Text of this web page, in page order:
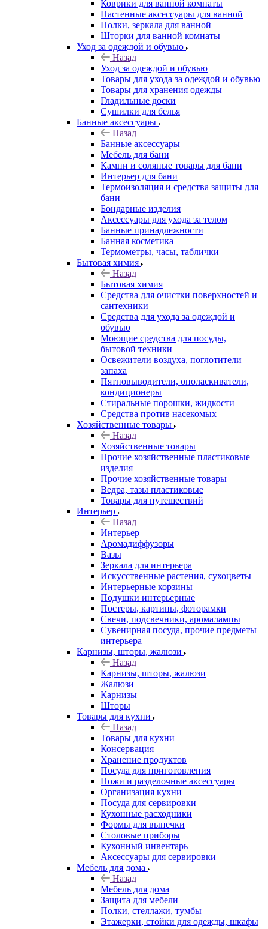
Коврики для ванной комнаты
Настенные аксессуары для ванной
Полки, зеркала для ванной
Шторки для ванной комнаты
Уход за одеждой и обувью
Назад
Уход за одеждой и обувью
Товары для ухода за одеждой и обувью
Товары для хранения одежды
Гладильные доски
Сушилки для белья
Банные аксессуары
Назад
Банные аксессуары
Мебель для бани
Камни и соляные товары для бани
Интерьер для бани
Термоизоляция и средства защиты для
бани
Бондарные изделия
Аксеcсуары для ухода за телом
Банные принадлежности
Банная косметика
Термометры, часы, таблички
Бытовая химия
Назад
Бытовая химия
Средства для очистки поверхностей и
сантехники
Средства для ухода за одеждой и
обувью
Моющие средства для посуды,
бытовой техники
Освежители воздуха, поглотители
запаха
Пятновыводители, ополаскиватели,
кондиционеры
Стиральные порошки, жидкости
Средства против насекомых
Хозяйственные товары
Назад
Хозяйственные товары
Прочие хозяйственные пластиковые
изделия
Прочие хозяйственные товары
Ведра, тазы пластиковые
Товары для путешествий
Интерьер
Назад
Интерьер
Аромадиффузоры
Вазы
Зеркала для интерьера
Искусственные растения, сухоцветы
Интерьерные корзины
Подушки интерьерные
Постеры, картины, фоторамки
Свечи, подсвечники, аромалампы
Сувенирная посуда, прочие предметы
интерьера
Карнизы, шторы, жалюзи
Назад
Карнизы, шторы, жалюзи
Жалюзи
Карнизы
Шторы
Товары для кухни
Назад
Товары для кухни
Консервация
Хранение продуктов
Посуда для приготовления
Ножи и разделочные аксессуары
Организация кухни
Посуда для сервировки
Кухонные расходники
Формы для выпечки
Столовые приборы
Кухонный инвентарь
Аксессуары для сервировки
Мебель для дома
Назад
Мебель для дома
Защита для мебели
Полки, стеллажи, тумбы
Этажерки, стойки для одежды, шкафы